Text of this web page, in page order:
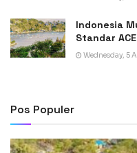
Indonesia
Standar
Wednesday, 5
Pos Populer